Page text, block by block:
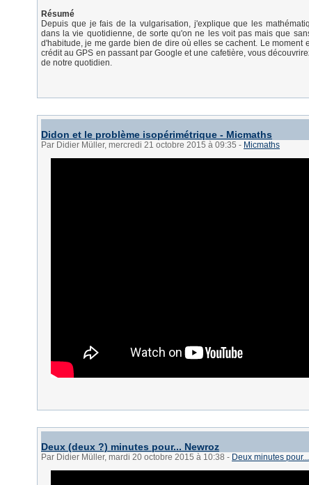
Résumé
Depuis que je fais de la vulgarisation, j'explique que les
dans la vie quotidienne, de sorte qu'on ne les voit pas mais que
d'habitude, je me garde bien de dire où elles se cachent. Le moment
crédit au GPS en passant par Google et une cafetière, vous
de notre quotidien.
Didon et le problème isopérimétrique - Micmaths
Par Didier Müller, mercredi 21 octobre 2015 à 09:35 - Micmaths
Deux (deux ?) minutes pour... Newroz
Par Didier Müller, mardi 20 octobre 2015 à 10:38 - Deux minutes pour...